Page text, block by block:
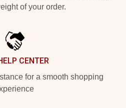
of your order.
CENTER
for a smooth shopping